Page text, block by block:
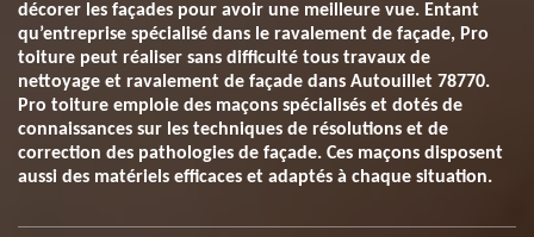
décorer les façades pour avoir une meilleure vue. Entant
qu’entreprise spécialisé dans le ravalement de façade, Pro
toiture peut réaliser sans difficulté tous travaux de
nettoyage et ravalement de façade dans Autouillet 78770.
Pro toiture emploie des maçons spécialisés et dotés de
connaissances sur les techniques de résolutions et de
correction des pathologies de façade. Ces maçons disposent
aussi des matériels efficaces et adaptés à chaque situation.